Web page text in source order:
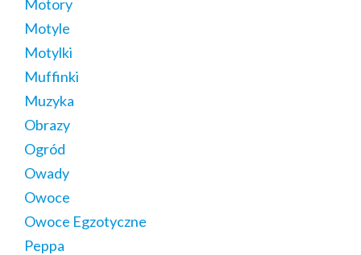
Motory
Motyle
Motylki
Muffinki
Muzyka
Obrazy
Ogród
Owady
Owoce
Owoce Egzotyczne
Peppa